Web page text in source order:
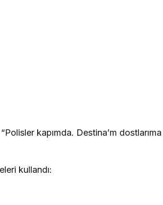
kapımda. Destina’m dostlarıma
kullandı: